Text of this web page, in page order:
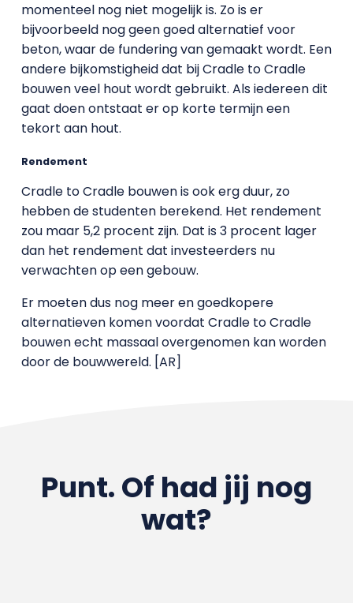
momenteel nog niet mogelijk is. Zo is er
bijvoorbeeld nog geen goed alternatief voor
beton, waar de fundering van gemaakt wordt. Een
andere bijkomstigheid dat bij Cradle to Cradle
bouwen veel hout wordt gebruikt. Als iedereen dit
gaat doen ontstaat er op korte termijn een
tekort aan hout.
Rendement
Cradle to Cradle bouwen is ook erg duur, zo
hebben de studenten berekend. Het rendement
zou maar 5,2 procent zijn. Dat is 3 procent lager
dan het rendement dat investeerders nu
verwachten op een gebouw.
Er moeten dus nog meer en goedkopere
alternatieven komen voordat Cradle to Cradle
bouwen echt massaal overgenomen kan worden
door de bouwwereld. [AR]
Punt. Of had jij nog
wat?